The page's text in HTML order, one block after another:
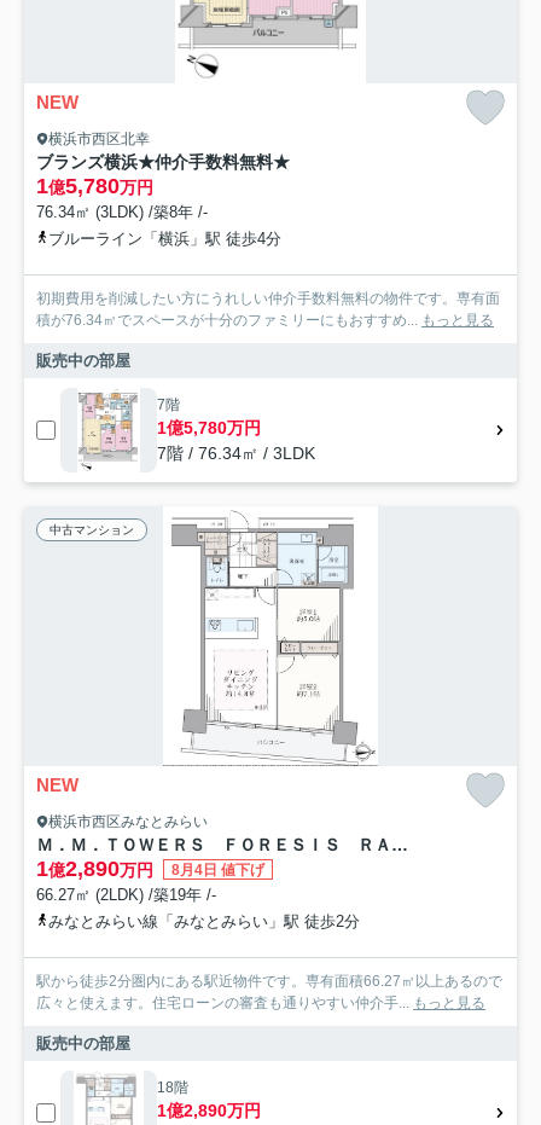
NEW
横浜市西区北幸
ブランズ横浜★仲介手数料無料★
1億5,780万円
76.34㎡ (3LDK) /築8年 /-
ブルーライン「横浜」駅 徒歩4分
初期費用を削減したい方にうれしい仲介手数料無料の物件です。専有面
積が76.34㎡でスペースが十分のファミリーにもおすすめ... もっと見る
販売中の部屋
7階
1億5,780万円
7階 / 76.34㎡ / 3LDK
中古マンション
NEW
横浜市西区みなとみらい
Ｍ．Ｍ．ＴＯＷＥＲＳ ＦＯＲＥＳＩＳ ＲＡ棟 ★仲介手数料無料★
1億2,890万円 8月4日 値下げ
66.27㎡ (2LDK) /築19年 /-
みなとみらい線「みなとみらい」駅 徒歩2分
駅から徒歩2分圏内にある駅近物件です。専有面積66.27㎡以上あるので
広々と使えます。住宅ローンの審査も通りやすい仲介手... もっと見る
販売中の部屋
18階
1億2,890万円